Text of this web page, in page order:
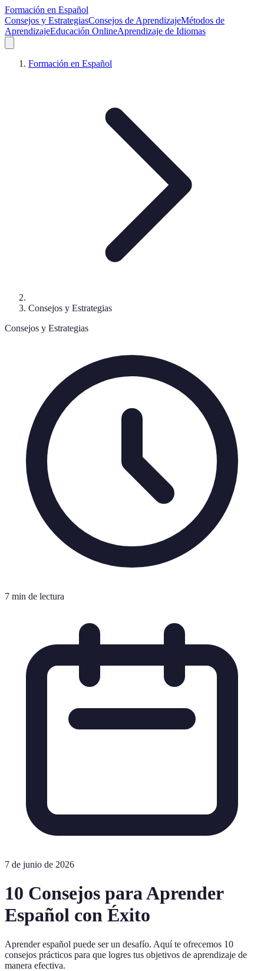
Formación en Español
Consejos y EstrategiasConsejos de AprendizajeMétodos de
AprendizajeEducación OnlineAprendizaje de Idiomas
Formación en Español
Consejos y Estrategias
Consejos y Estrategias
7 min de lectura
7 de junio de 2026
10 Consejos para Aprender
Español con Éxito
Aprender español puede ser un desafío. Aquí te ofrecemos 10
consejos prácticos para que logres tus objetivos de aprendizaje de
manera efectiva.